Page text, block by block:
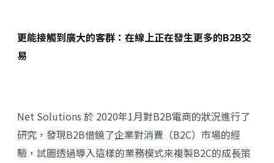
更能接觸到廣大的客群：在線上正在發生更多的B2B交
易
Net Solutions 於 2020年1月對B2B電商的狀況進行了
研究，發現B2B借鏡了企業對消費（B2C）市場的經
驗，試圖透過導入這樣的業務模式來複製B2C的成長策